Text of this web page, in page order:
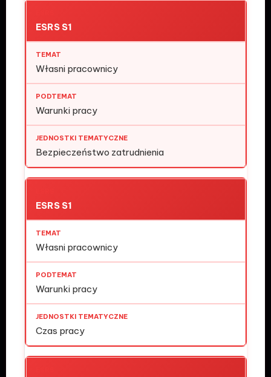
ESRS S1
Własni pracownicy
Warunki pracy
Bezpieczeństwo zatrudnienia
ESRS S1
Własni pracownicy
Warunki pracy
Czas pracy